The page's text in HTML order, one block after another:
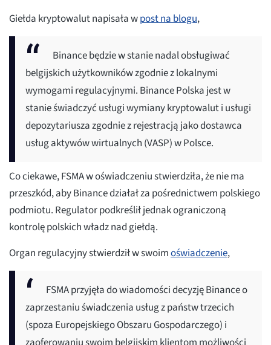
Giełda kryptowalut napisała wpost na blogu,
Binance będzie w stanie nadal obsługiwać
belgijskich użytkowników zgodnie z lokalnymi
wymogami regulacyjnymi. Binance Polska jest w
stanie świadczyć usługi wymiany kryptowalut i usługi
depozytariusza zgodnie z rejestracją jako dostawca
usług aktywów wirtualnych (VASP) w Polsce.
Co ciekawe, FSMA w oświadczeniu stwierdziła, że nie ma
przeszkód, aby Binance działał za pośrednictwem polskiego
podmiotu. Regulator podkreślił jednak ograniczoną
kontrolę polskich władz nad giełdą.
Organ regulacyjny stwierdził w swoimoświadczenie,
FSMA przyjęła do wiadomości decyzję Binance o
zaprzestaniu świadczenia usług z państw trzecich
(spoza Europejskiego Obszaru Gospodarczego) i